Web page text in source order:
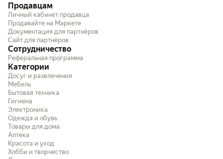
Продавцам
Личный кабинет продавца
Продавайте на Маркете
Документация для партнёров
Сайт для партнёров
Сотрудничество
Реферальная программа
Категории
Досуг и развлечения
Мебель
Бытовая техника
Гигиена
Электроника
Одежда и обувь
Товары для дома
Аптека
Красота и уход
Хобби и творчество